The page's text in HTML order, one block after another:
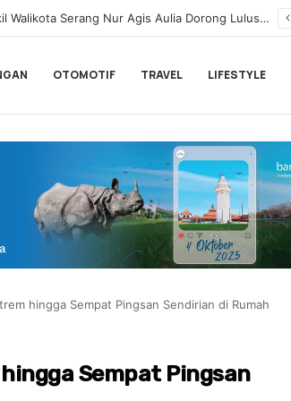
Renny Fonda Ajak IWAPI Banten Perkuat Keimanan dan Sinergi Organisasi Lewat Pengajian Sholehah
OTOMOTIF TRAVEL LIFESTYLE
hingga Sempat Pingsan Sendirian di Rumah
Sempat Pingsan